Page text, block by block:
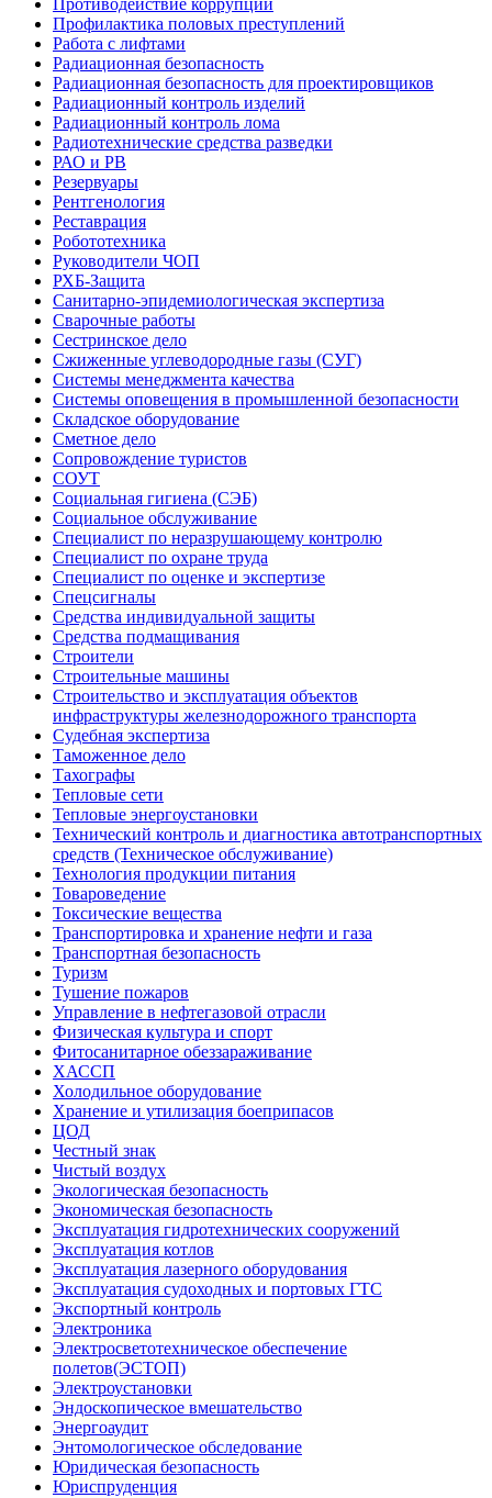
Противодействие коррупции
Профилактика половых преступлений
Работа с лифтами
Радиационная безопасность
Радиационная безопасность для проектировщиков
Радиационный контроль изделий
Радиационный контроль лома
Радиотехнические средства разведки
РАО и РВ
Резервуары
Рентгенология
Реставрация
Робототехника
Руководители ЧОП
РХБ-Защита
Санитарно-эпидемиологическая экспертиза
Сварочные работы
Сестринское дело
Сжиженные углеводородные газы (СУГ)
Системы менеджмента качества
Системы оповещения в промышленной безопасности
Складское оборудование
Сметное дело
Сопровождение туристов
СОУТ
Социальная гигиена (СЭБ)
Социальное обслуживание
Специалист по неразрушающему контролю
Специалист по охране труда
Специалист по оценке и экспертизе
Спецсигналы
Средства индивидуальной защиты
Средства подмащивания
Строители
Строительные машины
Строительство и эксплуатация объектов
инфраструктуры железнодорожного транспорта
Судебная экспертиза
Таможенное дело
Тахографы
Тепловые сети
Тепловые энергоустановки
Технический контроль и диагностика автотранспортных
средств (Техническое обслуживание)
Технология продукции питания
Товароведение
Токсические вещества
Транспортировка и хранение нефти и газа
Транспортная безопасность
Туризм
Тушение пожаров
Управление в нефтегазовой отрасли
Физическая культура и спорт
Фитосанитарное обеззараживание
ХАССП
Холодильное оборудование
Хранение и утилизация боеприпасов
ЦОД
Честный знак
Чистый воздух
Экологическая безопасность
Экономическая безопасность
Эксплуатация гидротехнических сооружений
Эксплуатация котлов
Эксплуатация лазерного оборудования
Эксплуатация судоходных и портовых ГТС
Экспортный контроль
Электроника
Электросветотехническое обеспечение
полетов(ЭСТОП)
Электроустановки
Эндоскопическое вмешательство
Энергоаудит
Энтомологическое обследование
Юридическая безопасность
Юриспруденция